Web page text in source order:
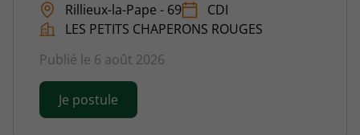
Rillieux-la-Pape - 69
CDI
LES PETITS CHAPERONS ROUGES
Publié le 6 août 2026
Je postule